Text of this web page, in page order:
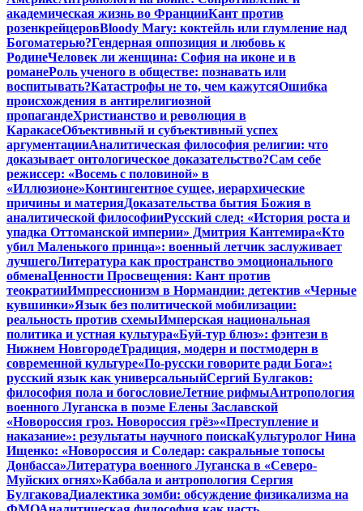
академическая жизнь во ФранцииКант против
розенкрейцеровBloody Mary: коктейль или глумление над
Богоматерью?Гендерная оппозиция и любовь к
РодинеЧеловек ли женщина: София на иконе и в
романеРоль ученого в обществе: познавать или
воспитывать?Катастрофы не то, чем кажутсяОшибка
происхождения в антирелигиозной
пропагандеХристианство и революция в
КаракасеОбъективный и субъективный успех
аргументацииАналитическая философия религии: что
доказывает онтологическое доказательство?Сам себе
режиссер: «Восемь с половиной» в
«Иллюзионе»Контингентное сущее, иерархические
причины и материяДоказательства бытия Божия в
аналитической философииРусский след: «История роста и
упадка Оттоманской империи» Дмитрия Кантемира«Кто
убил Маленького принца»: военный летчик заслуживает
лучшегоЛитература как пространство эмоционального
обменаЦенности Просвещения: Кант против
теократииИмпрессионизм в Нормандии: детектив «Черные
кувшинки»Язык без политической мобилизации:
реальность против схемыИмперская национальная
политика и устная культура«Буй-тур блюз»: фэнтези в
Нижнем НовгородеТрадиция, модерн и постмодерн в
современной культуре«По-русски говорите ради Бога»:
русский язык как универсальныйСергий Булгаков:
философия пола и богословиеЛетние рифмыАнтропология
военного Луганска в поэме Елены Заславской
«Новороссия гроз. Новороссия грёз»«Преступление и
наказание»: результаты научного поискаКультуролог Нина
Ищенко: «Новороссия и Соледар: сакральные топосы
Донбасса»Литература военного Луганска в «Северо-
Муйских огнях»Каббала и антропология Сергия
БулгаковаДиалектика зомби: обсуждение физикализма на